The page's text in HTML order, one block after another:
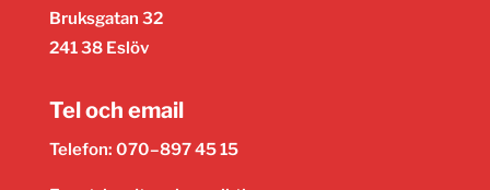
Bruksgatan 32
241 38 Eslöv
Tel och email
Telefon: 070–897 45 15